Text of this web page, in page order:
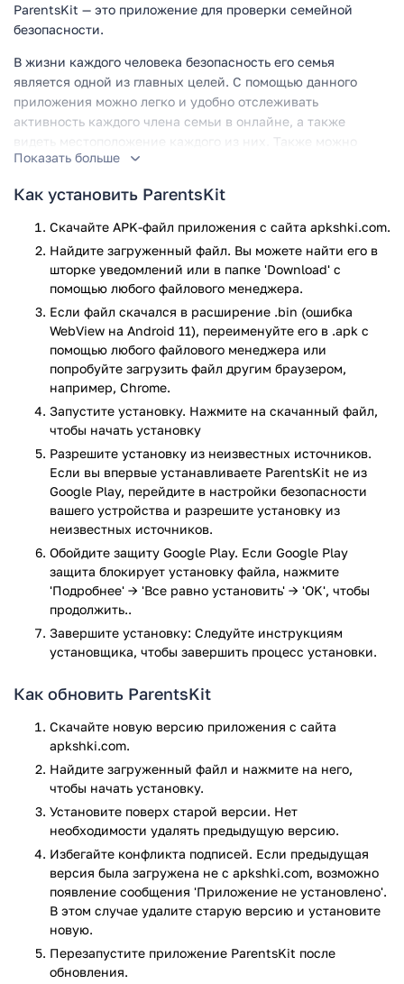
ParentsKit — это приложение для проверки семейной
безопасности.
В жизни каждого человека безопасность его семья
является одной из главных целей. С помощью данного
приложения можно легко и удобно отслеживать
активность каждого члена семьи в онлайне, а также
видеть местоположение каждого из них. Также можно
создать одноразовое вхождение в приложение с паролем,
конфиденциальность. В список телефонных звонков можно
добавить только самые проверенные и безопасные номера.
а также просматривать его действия в интернете и
смотреть, какие сайты он посещает. Настраивая
необходимый фильтр и запрет в соответствии с
действиями ребенка, можно запросить подробный отчет за
любой день и период. Разработчик смог отлично переслать
опыт безопасности семьи в приложение для любого
мобильного устройства. Авторы программных обеспечений
поддерживают мобильные мультиплатформы.
Данная программа дает доступ только к знакомым
номерам телефона. Например, один пароль, который
использовался лишь раз, получает на номер телефона
пользователь, за чьими действиями нужно следить.
ParentsKit полностью является платным сервисом. Его
стоимость может значительно разнится в зависимости от
того, в какой стране проживает пользователь. Для того,
чтобы оформить подписку, нужно дать доступ Гугл плею
автоматически платить за покупку устанавливаемого
приложения. А для того, чтобы обойти пролонгацию, нужно
деактивировать режим автопродления подписки на сутки
(не позже). В любое время можно зайти в свой личный
другой подходящий. Чтобы получить полный доступ ко
номер телефона и пароль, а потом получать на него все
нужные данные.
Возможности данной программы:
Контроль родителей. Программа дает возможность
следить за всеми членами семьи и просматривать
статистику за неделю или месяц, а также получать
график за год;
Уровень активного интернет-серфинга. Можно
изучать моменты и кусочки времени, когда
пользователь был в режиме онлайн и офлайн, а
также узнавать детали и подробности активного
интернет использования;
Показать больше
Как установить ParentsKit
Скачайте APK-файл приложения с сайта apkshki.com.
Найдите загруженный файл. Вы можете найти его в
шторке уведомлений или в папке 'Download' с
помощью любого файлового менеджера.
Если файл скачался в расширение .bin (ошибка
WebView на Android 11), переименуйте его в .apk с
помощью любого файлового менеджера или
попробуйте загрузить файл другим браузером,
например, Chrome.
Запустите установку. Нажмите на скачанный файл,
чтобы начать установку
Разрешите установку из неизвестных источников.
Если вы впервые устанавливаете ParentsKit не из
Google Play, перейдите в настройки безопасности
вашего устройства и разрешите установку из
неизвестных источников.
Обойдите защиту Google Play. Если Google Play
защита блокирует установку файла, нажмите
'Подробнее' → 'Все равно установить' → 'OK', чтобы
продолжить..
Завершите установку: Следуйте инструкциям
установщика, чтобы завершить процесс установки.
Как обновить ParentsKit
Скачайте новую версию приложения с сайта
apkshki.com.
Найдите загруженный файл и нажмите на него,
чтобы начать установку.
Установите поверх старой версии. Нет
необходимости удалять предыдущую версию.
Избегайте конфликта подписей. Если предыдущая
версия была загружена не с apkshki.com, возможно
появление сообщения 'Приложение не установлено'.
В этом случае удалите старую версию и установите
новую.
Перезапустите приложениe ParentsKit после
обновления.